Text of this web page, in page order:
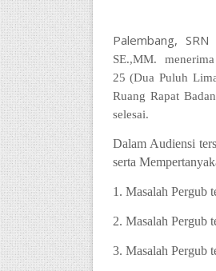
Palembang,
SE.,MM.
25 (Dua Puluh
Ruang Rapat
selesai.
Dalam Audiensi
serta
1. Masalah Pergub
2. Masalah Pergub
3. Masalah Pergub